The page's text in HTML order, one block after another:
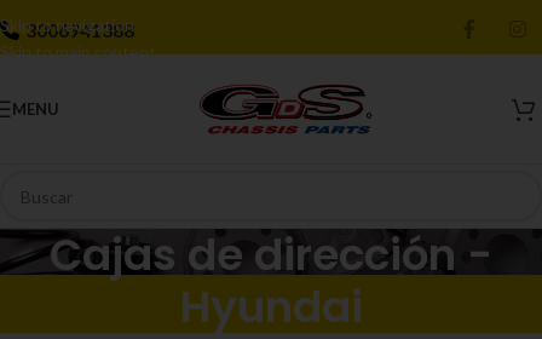
Skip to navigation
Skip to main content
3006941388
MENU
Cajas de dirección -
Hyundai